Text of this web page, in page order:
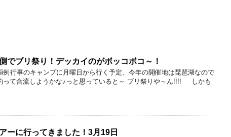
でブリ祭り！デッカイのがボッコボコ～！
例行事のキャンプに月曜日から行く予定、今年の開催地は琵琶湖なので
って合流しようかな♪っと思っていると～ ブリ祭りや～ん!!!! しかも
ーに行ってきました！3月19日